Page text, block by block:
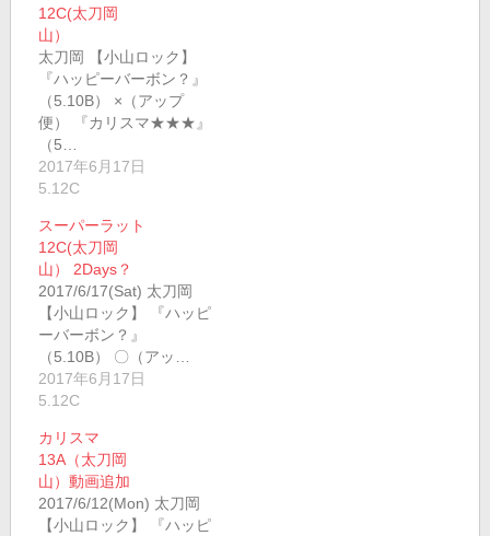
12C(太刀岡
山）
太刀岡 【小山ロック】
『ハッピーバーボン？』
（5.10B） ×（アップ
便） 『カリスマ★★★』
（5…
2017年6月17日
5.12C
スーパーラット
12C(太刀岡
山） 2Days？
2017/6/17(Sat) 太刀岡
【小山ロック】 『ハッピ
ーバーボン？』
（5.10B） 〇（アッ…
2017年6月17日
5.12C
カリスマ
13A（太刀岡
山）動画追加
2017/6/12(Mon) 太刀岡
【小山ロック】 『ハッピ